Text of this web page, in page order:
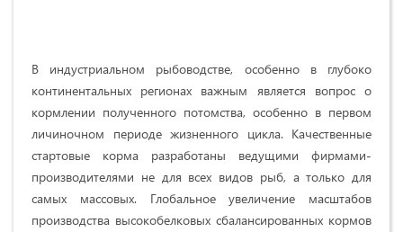
В индустриальном рыбоводстве, особенно в глубоко
континентальных регионах важным является вопрос о
кормлении полученного потомства, особенно в первом
личиночном периоде жизненного цикла. Качественные
стартовые корма разработаны ведущими фирмами-
производителями не для всех видов рыб, а только для
самых массовых. Глобальное увеличение масштабов
производства высокобелковых сбалансированных кормов